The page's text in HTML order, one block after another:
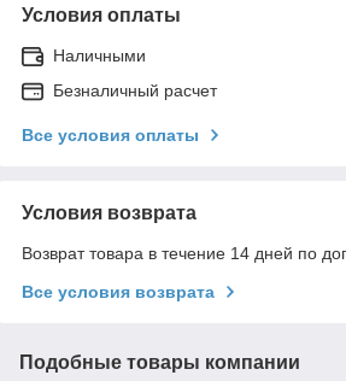
Условия оплаты
Наличными
Безналичный расчет
Все условия оплаты
Условия возврата
Возврат товара в течение 14 дней по
Все условия возврата
Подобные товары компании